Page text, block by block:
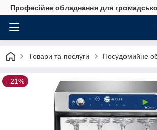
Професійне обладнання для
Товари та послуги Посудомийне
–21%